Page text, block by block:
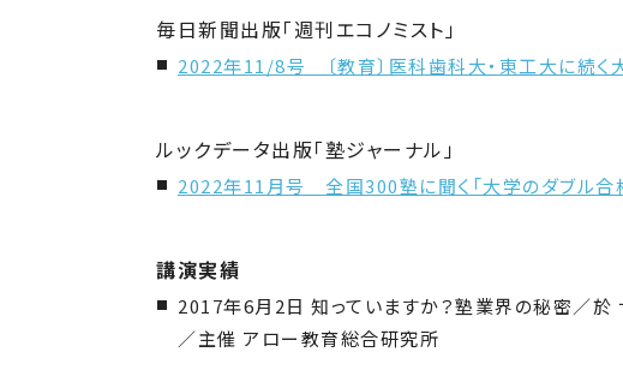
毎日新聞出版「週刊エコノミスト」
2022年11/8号 〔教育〕医科歯科大・東工大に続く
ルックデータ出版「塾ジャーナル」
2022年11月号 全国300塾に聞く「大学のダブル合
講演実績
2017年6月2日 知っていますか？塾業界の秘密／於
／主催 アロー教育総合研究所